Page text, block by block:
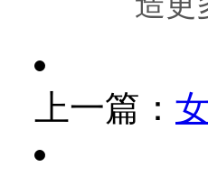
上一篇：